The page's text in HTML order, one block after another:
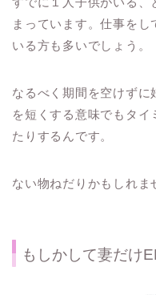
まっています。仕事を
いる方も多いでしょう。
なるべく期間を空けずに
を短くする意味でもタ
たりするんです。
ない物ねだりかもしれま
もしかして妻だけ